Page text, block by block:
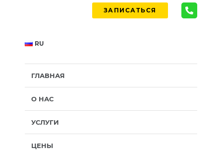
ЗАПИСАТЬСЯ
RU
ГЛАВНАЯ
О НАС
УСЛУГИ
ЦЕНЫ